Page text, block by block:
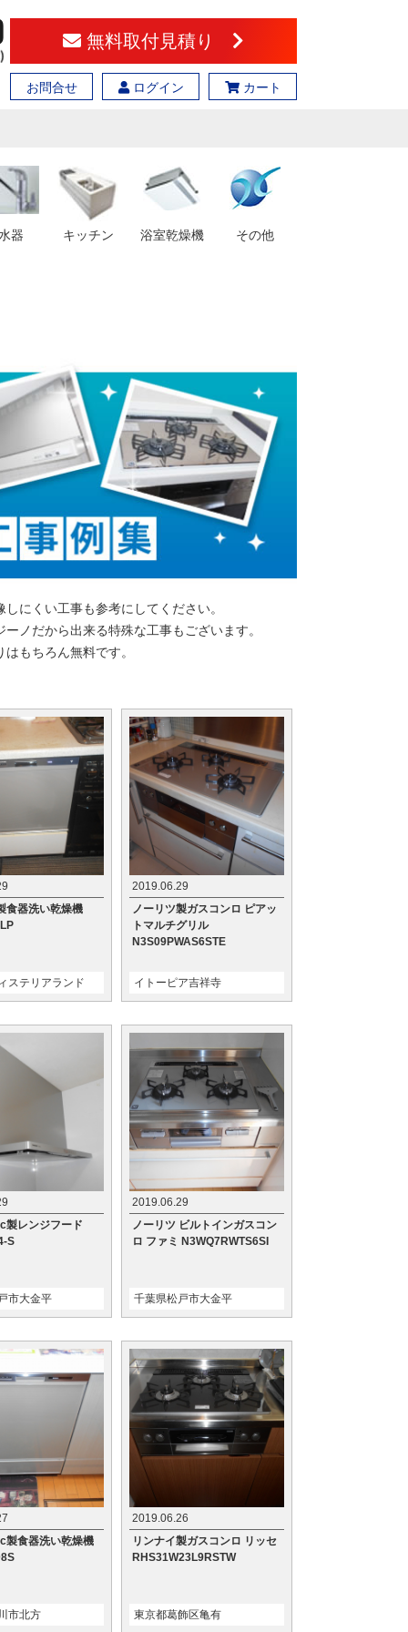
無料取付見積り
お問合せ ログイン カート
器 キッチン 浴室乾燥機 その他
にくい工事も参考にしてください。
ノだから出来る特殊な工事もございます。
もちろん無料です。
食器洗い乾燥機
ステリアランド
2019.06.29
ノーリツ製ガスコンロ ピアッ
トマルチグリル
N3S09PWAS6STE
イトーピア吉祥寺
製レンジフード
S
市大金平
2019.06.29
ノーリツ ビルトインガスコン
ロ ファミ N3WQ7RWTS6SI
千葉県松戸市大金平
製食器洗い乾燥機
市北方
2019.06.26
リンナイ製ガスコンロ リッセ
RHS31W23L9RSTW
東京都葛飾区亀有